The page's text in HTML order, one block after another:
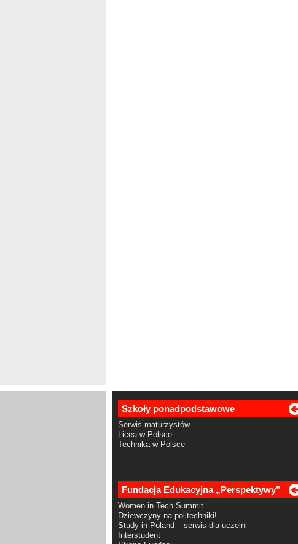
Szkoły ponadpodstawowe
Serwis maturzystów
Licea w Polsce
Technika w Polsce
Fundacja Edukacyjna „Perspektywy”
Women in Tech Summit
Dziewczyny na politechniki!
Study in Poland – serwis dla uczelni
Interstudent